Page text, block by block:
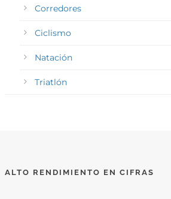
Corredores
Ciclismo
Natación
Triatlón
ALTO RENDIMIENTO EN CIFRAS